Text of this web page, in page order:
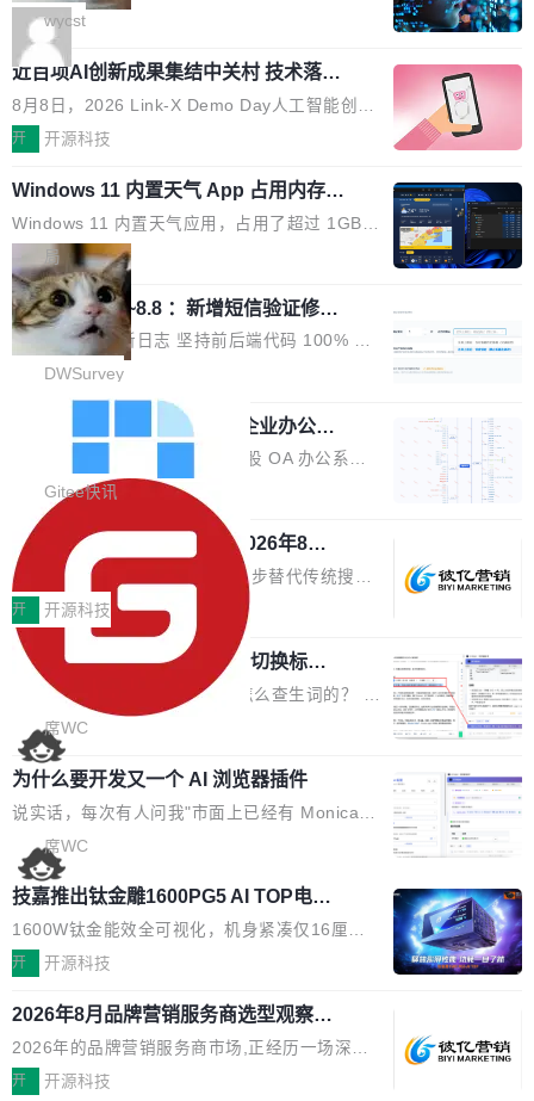
时还具有 320Hz 刷新率与 0.03ms GTG 灰阶响
应时间，从源头消除拖影与动态模糊。 1.突破 O
LED 画质局限，暗部细节...
8 万亿。美团 LongCat-2.0 是 1.6 万亿。字节
跳动的这个未命名模型，直接跳到了 10 万亿。
预训练通常需要 3 到 6 个月，之后还有微调阶
段。按这个时间线，最早可能在 2026 年底或 2
027 年初发布。 这个节点很微妙。Anthropic 刚
在 5 月发布了 Mythos 5...
动机理由，就是想开源了，如果非要说一个，那
就是它多少弥补了国产 Java 自研 HTTP/2 框架
这块空白——放眼国产 Java 生态，能拿出手的
HTTP/2 网络框架，要么闭源，要么底层建立在
Netty 之上，真正自研的 Java 实现几乎没有。
级 Java 网络应用框架，核心基于 JDK 原生 NI
O 构建 Reactor 多路复用模型，不依赖 Netty、
Tomcat 等任何第三方网络库。其 HTTP/2 协议
栈从 HPACK、Huffman 到 ALPN 均为自主实
现，在基准测试中与 Un...
wycst
近百项AI创新成果集结中关村 技术落地
与产业迭代提速
8月8日，2026 Link-X Demo Day人工智能创新
项目展在北京中关村举办。本次活动由星连资
业、学术、投资人士，集中展出近百项覆盖AI芯
片、算力、模型、应用全链条创新项目，聚焦AI
技术产业化落地与资本对接，呈现当前国内AI前
沿技术突破与商业化最新进展。 活动围绕AI学术
研究与产业落地融合展开多维度研讨。星连资本
创始合伙人张鸣晨表示，AI产业化是长期产融结
合过程，早期优质技术项目需持续资本与产业资
者、产业专家、投资人围绕AI前沿技术瓶颈、行
业固有认知重构等议题展开跨界对话，聚焦行业
真实痛点与突破方向...
开 开源科技
Windows 11 内置天气 App 占用内存超
过 1GB
Windows 11 内置天气应用，占用了超过 1GB
内存。 Notebookcheck 的测试发现这个数字
时，反复确认了多次。不是 100MB，不是 500
MB，是 1 个 G。一个显示天气的应用。 Windo
ws 内置应用臃肿早就是老话题了，但一款天气
应用占用内存就超过 1G 还是过于离谱——问题
个嵌在 Edge WebView 里的网页。它不是一个
「应用」，它是一个运行在浏览器引擎里的网
页，外面套了一层 Windows 的壳。 WebView2
本身就是个内存大户。它加载了完整的 Edge 渲
染引擎，包括 JavaScript 引擎...
局
调问更新7.26~8.8 ：新增短信验证修
改，考试能力升级
DWSurvey 更新日志 坚持前后端代码 100% 开
源助力企业建设自主可控的问卷调研系统 官网地
址www.diaowen.net ➔ 源码下载Gitee 仓库 ➔
本次更新新增短信验证修改已答问卷功能，提升
答卷安全性；同时升级考试能力，完善填空题判
分、防切屏等功能体验，并优化多项产品细节，
提升整体使用体验。 新增功能 01. 新增验证手
机号后查看、修改已答问卷功能 02. 新增填空题
判分功能 03. 添加协作管理员支持树形结构选择
体验优化与修复 •页面与体验优化 优化工作台首
页 UI 展示效果，提升页面使用体验。 优化防切
屏提醒规则，调整为每次切屏均触发提示，提升
考试规范性。 优化登录状...
DWSurvey
勾股 OA v6.0.2 已经发布，企业办公系
勾股 OA v6.0.2 已经发布。 勾股 OA 办公系统
是一款简单实用的开源的企业办公系统。系统集
成了系统设置、附件管理、人事管理、行政管
理、消息管理、资产管理、企业公告、知识网
盘、审批流程设置、办公审批、工作计划、工作
汇报、工作日志、日常办公、财务管理、客户管
理、合同管理、项目管理、任务管理等功能模
块。系统简约，易于功能扩展，方便二次开发，
可以用来做日常 OA，CRM，ERP，业务管理等
系统。 勾股OA6.0.2版本主要是对勾股OA 6第
一个大版本发布的部分功能细节优化和bug问题
修复的版本，具体更新日志如下： 1、补全新版
本的各个审批类型的审批单导出 2、优化各个审
Gitee快讯
942亿赛道如何选对伙伴？2026年8月G
EO公司推荐
当DeepSeek、豆包等大模型逐步替代传统搜索
成为用户获取信息的主要入口,品牌竞争的逻辑变
了:不再是争抢关键词排名,而是想办法进入AI脱
口而出的那个答案。"GEO公司推荐"这个搜索词
背后,折射的是企业面对新兴服务赛道时的集体困
惑——该信谁、看什么、怎么选。 据易观分析
《中国GEO市场产业图谱》数据,2026年中国GE
O行业规模预计达942亿元,同比增长169.7%。G
artner同期预测,传统搜索引擎访问量年内将下滑
25%,AI载体流量占比突破40%;埃森哲2025年中
国消费者调研则指出,37%的用户在有明确购买需
求时倾向于先问AI。几组数据指向一致:GEO已
从营销"加分项"变成品牌在AI时...
开 开源科技
任意网页划词 AI 问答：不用切换标签页
的效率秘诀
看英文技术文档的时候，你是怎么查生词的？ 我
猜大多数人的流程是：选中单词 → Ctrl+C → 切
到翻译标签页 → Ctrl+V → 看翻译 → 切回原
文。遇到不懂的代码片段，再切到 ChatGPT 问
一下。来回切换几次，思路早断了。 今天介绍的
开源 Chrome 扩展 AI Helper，有一个划词浮动
工具栏功能，能让你在任意网页选中文本就直接
用 AI，完全不用切换标签页。 划词工具栏是什
么 安装 AI Helper 后，在任意网页选中文本，选
区旁边会自动浮现一个工具栏： 工具 功能 典型
场景 AI 搜索 联网搜索相关信息 看到陌生概念，
想快速了解背景 解释 让 AI 解释选中文本 读到
费解...
席WC
为什么要开发又一个 AI 浏览器插件
说实话，每次有人问我"市面上已经有 Monica、
Sider、Copilot for Chrome 这些 AI 浏览器插件
了，你为什么还要再做一个"，我都觉得这个问题
问得好。 因为我自己也是从用户变成开发者的。
现有产品的天花板 我用过不少 AI 浏览器插件。
刚开始觉得都挺好——选中一段文字，弹出解
要。但用久了你会发现，它们本质上都是同一类
东西：一个带网页上下文的聊天框。 它们能读取
页面的文本，然后把文本丢给大模型，再返回一
席WC
技嘉推出钛金雕1600PG5 AI TOP电
源：为发烧级主机与本地AI算力打造旗
舰供电方案
1600W钛金能效全可视化，机身紧凑仅16厘米
继2026台北电脑展首度亮相后，技嘉科技近日正
电源专为发烧级DIY主机与本地AI算力平台打
造，整机长度仅16厘米，提供1600W额定功率
与80PLUS钛金能效；支持ATX 3.1与PCIe 5.1
开 开源科技
2026年8月品牌营销服务商选型观察：
从流量思维到品牌资产思维的范式转移
2026年的品牌营销服务商市场,正经历一场深刻
的价值重构。全球全案品牌代理机构市场从2025
开 开源科技